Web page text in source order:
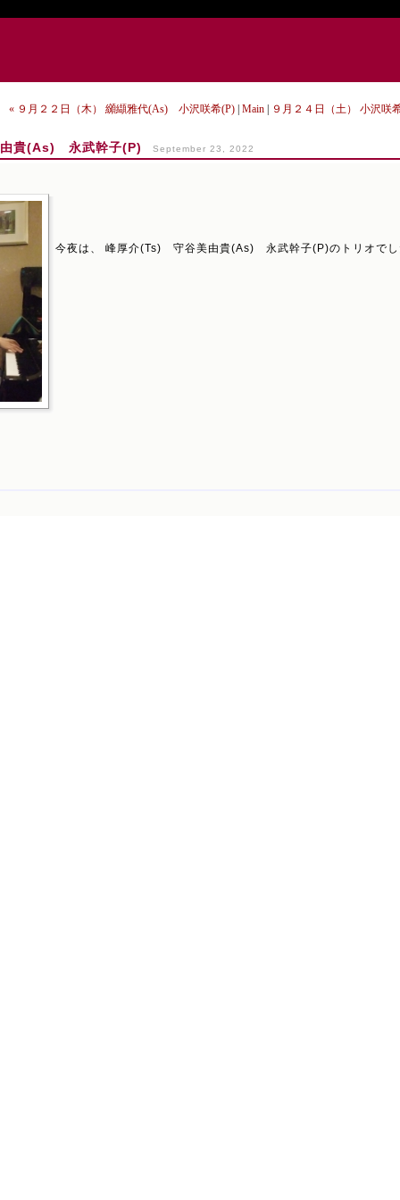
« ９月２２日（木） 纐纈雅代(As) 小沢咲希(P)| Main| ９月２４日（土） 小沢
貴(As) 永武幹子(P) September 23, 2022
今夜は、 峰厚介(Ts) 守谷美由貴(As) 永武幹子(P)のトリオでし